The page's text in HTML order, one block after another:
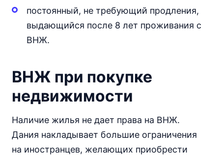
постоянный, не требующий продления,
выдающийся после 8 лет проживания с
ВНЖ.
ВНЖ при покупке
недвижимости
Наличие жилья не дает права на ВНЖ.
Дания накладывает большие ограничения
на иностранцев, желающих приобрести